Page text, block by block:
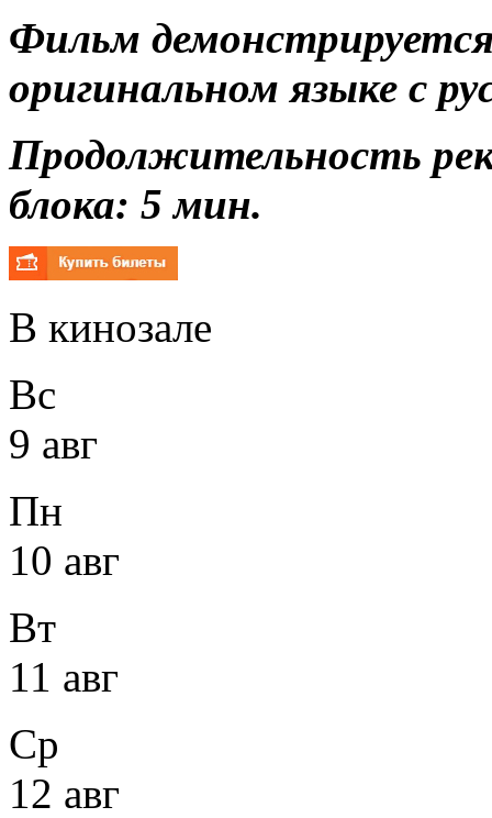
Фильм
оригинальном языке с
Продолжительность
блока: 5 мин.
В кинозале
Вс
9 авг
Пн
10 авг
Вт
11 авг
Ср
12 авг